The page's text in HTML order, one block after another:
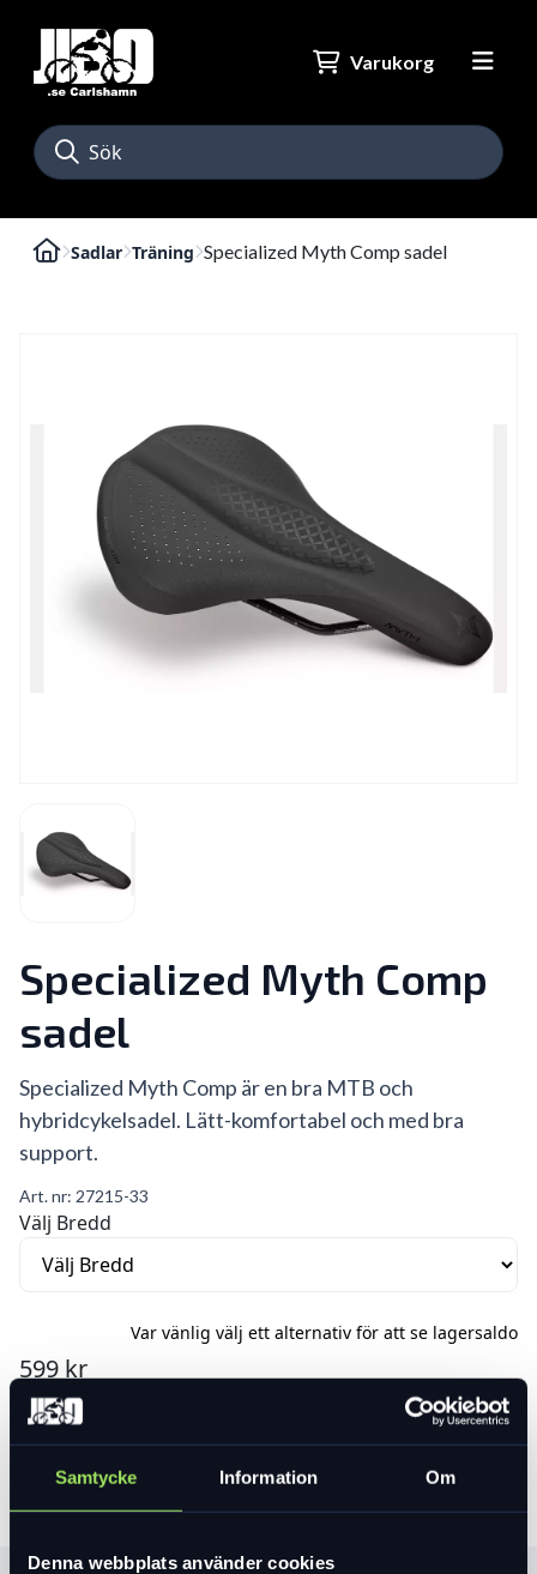
Samtycke Information Om
Denna webbplats använder cookies
Varukorg
Sadlar Träning Specialized Myth Comp sadel
Specialized Myth Comp
sadel
Specialized Myth Comp är en bra MTB och
hybridcykelsadel. Lätt-komfortabel och med bra
support.
Art. nr: 27215-33
Välj Bredd
Var vänlig välj ett alternativ för att se lagersaldo
599 kr